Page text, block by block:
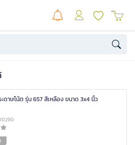
ดาษโน้ต รุ่น 657 สีเหลือง ขนาด 3x4 นิ้ว